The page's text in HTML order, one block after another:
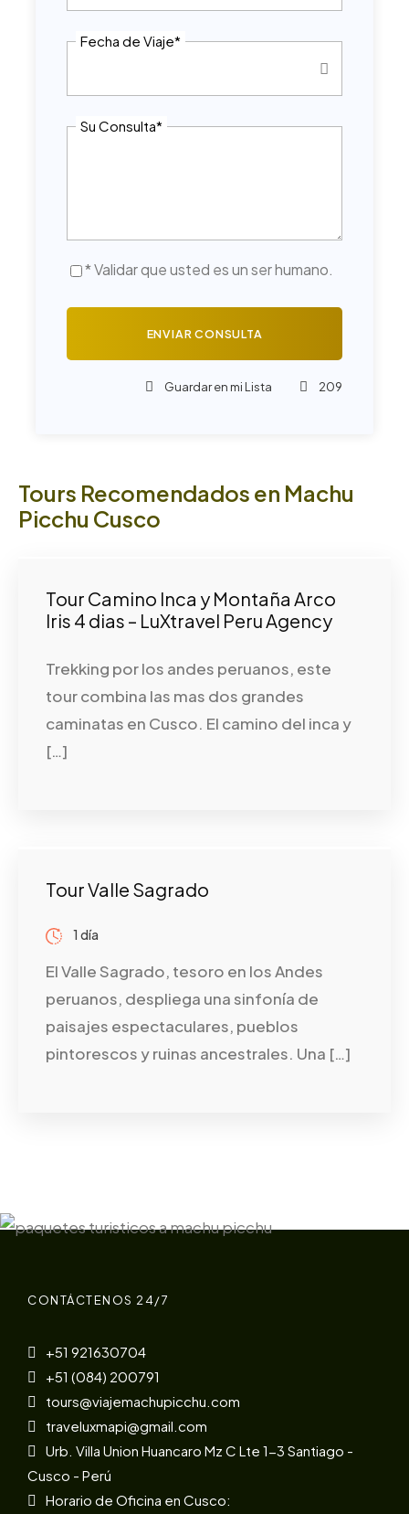
Fecha de Viaje*
Su Consulta*
* Validar que usted es un ser humano.
Guardar en mi Lista 209
Tours Recomendados en Machu
Picchu Cusco
Tour Camino Inca y Montaña Arco
Iris 4 dias – LuXtravel Peru Agency
Trekking por los andes peruanos, este
tour combina las mas dos grandes
caminatas en Cusco. El camino del inca y
[…]
Tour Valle Sagrado
1 día
El Valle Sagrado, tesoro en los Andes
peruanos, despliega una sinfonía de
paisajes espectaculares, pueblos
pintorescos y ruinas ancestrales. Una […]
CONTÁCTENOS 24/7
+51 921630704
+51 (084) 200791
tours@viajemachupicchu.com
traveluxmapi@gmail.com
Urb. Villa Union Huancaro Mz C Lte 1-3 Santiago -
Cusco - Perú
Horario de Oficina en Cusco: